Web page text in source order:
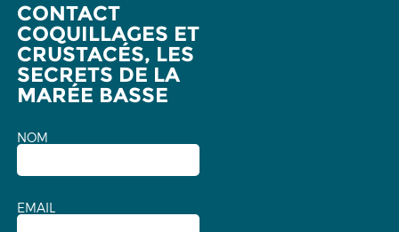
CONTACT
COQUILLAGES ET
CRUSTACÉS, LES
SECRETS DE LA
MARÉE BASSE
NOM
EMAIL